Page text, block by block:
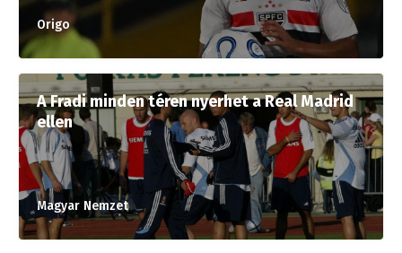
Origo
A Fradi minden téren nyerhet a Real Madrid
ellen
Magyar Nemzet